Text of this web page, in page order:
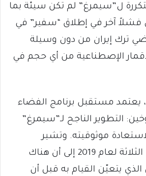
ل”سيمرغ” لم تكن سيئة بما
فشلاً آخر في إطلاق “سفير” في
ترك إيران من دون وسيلة
الإصطناعية من أي حجم في
يعتمد مستقبل برنامج الفضاء
التطوير الناجح لـ”سيمرغ”
موثوقيته. وتشير
إخفاقات الإطلاق الثلاثة لعام 2019 إلى أن هناك
يتعيّن القيام به قبل أن